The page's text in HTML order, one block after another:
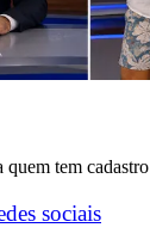
quem tem cadastro
sociais